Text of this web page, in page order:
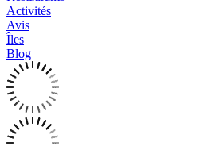
Activités
Avis
Îles
Blog